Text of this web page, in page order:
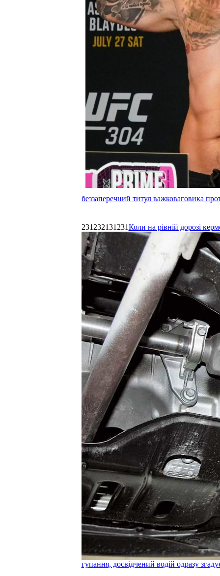
беззаперечний титул важковаговика
231232131231Коли на рівній дорозі
гупання, досвідчений водій одразу